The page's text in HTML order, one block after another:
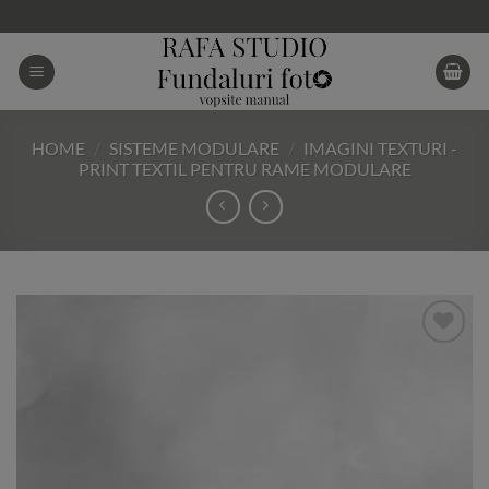
to
content
HOME SISTEME MODULARE
IMAGINI TEXTURI -
PRINT TEXTIL PENTRU RAME MODULARE